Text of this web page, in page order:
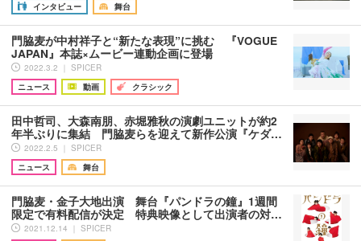
インタビュー
舞台
門脇麦が中村祥子と“新たな表現”に挑む 『VOGUE
JAPAN』本誌×ムービー連動企画に登場
2022.3.2 ｜ SPICER
ニュース
動画 クラシック
田中哲司、大森南朋、赤堀雅秋の演劇ユニットが約2
年半ぶりに集結 門脇麦らを迎えて新作公演『ケダ…
2022.2.5 ｜ SPICER
ニュース
舞台
門脇麦・金子大地出演 舞台『パンドラの鐘』1週間
限定で有料配信が決定 特典映像として出演者の対…
2021.12.14 ｜ SPICER